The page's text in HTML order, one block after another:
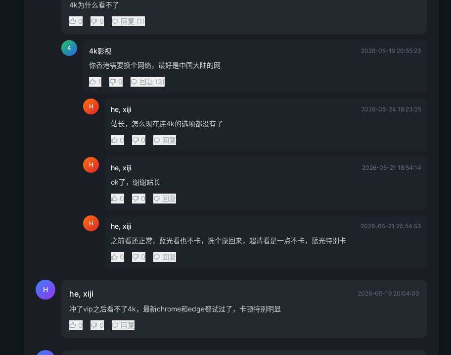
4k为什么看不了
0
0 回复 (1)
4 4k影视 2026-05-19 20:55:23
你香港需要换个网络，最好是中国大陆的网
1
0 回复 (3)
H he, xiji 2026-05-24 18:23:25
站长，怎么现在连4k的选项都没有了
0
0 回复
H he, xiji 2026-05-21 18:54:14
ok了，谢谢站长
0
0 回复
H he, xiji 2026-05-21 20:54:53
之前看还正常，蓝光看也不卡，洗个澡回来，超清看是一点不卡，蓝光特别卡
0
0 回复
H he, xiji 2026-05-19 20:04:00
冲了vip之后看不了4k，最新chrome和edge都试过了，卡顿特别明显
0
0 回复